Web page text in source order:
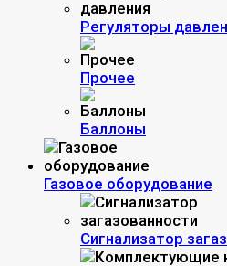
Регуляторы
Прочее
Баллоны
Газовое оборудование
Сигнализатор